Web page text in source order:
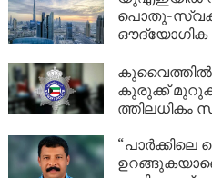
പൊതു-
ഔദ്യോഗിക
കുവൈത്തിൽ
കുരുക്ക്
ത്തിലധികം